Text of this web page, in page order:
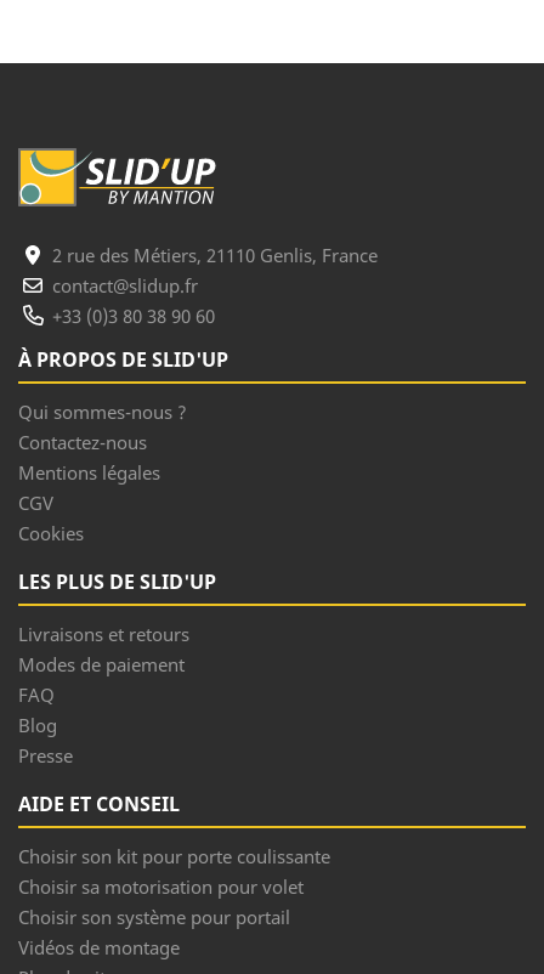
2 rue des Métiers, 21110 Genlis, France
contact@slidup.fr
+33 (0)3 80 38 90 60
À PROPOS DE SLID'UP
Qui sommes-nous ?
Contactez-nous
Mentions légales
CGV
Cookies
LES PLUS DE SLID'UP
Livraisons et retours
Modes de paiement
FAQ
Blog
Presse
AIDE ET CONSEIL
Choisir son kit pour porte coulissante
Choisir sa motorisation pour volet
Choisir son système pour portail
Vidéos de montage